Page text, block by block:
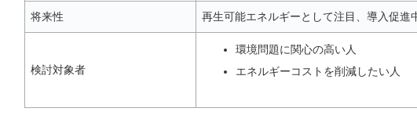
将来性 再生可能エネルギーとして注目、導入促進
検討対象者
環境問題に関心の高い人
エネルギーコストを削減したい人